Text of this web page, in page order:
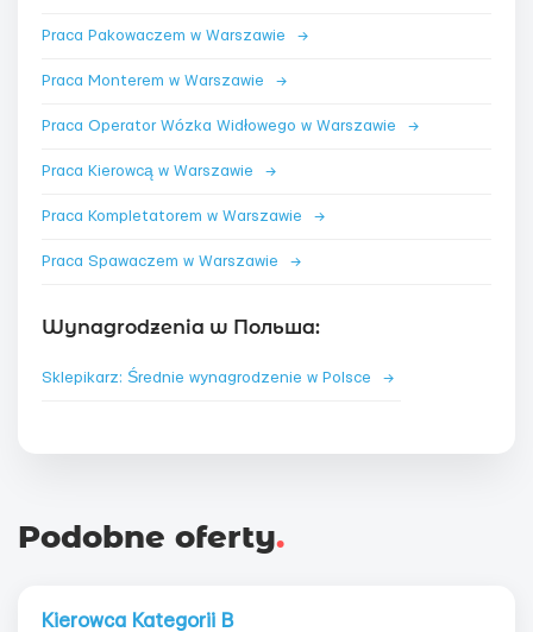
Praca Pakowaczem w Warszawie →
Praca Monterem w Warszawie →
Praca Operator Wózka Widłowego w Warszawie →
Praca Kierowcą w Warszawie →
Praca Kompletatorem w Warszawie →
Praca Spawaczem w Warszawie →
Wynagrodzenia w Польша:
Sklepikarz: Średnie wynagrodzenie w Polsce →
Podobne oferty.
Kierowca Kategorii B